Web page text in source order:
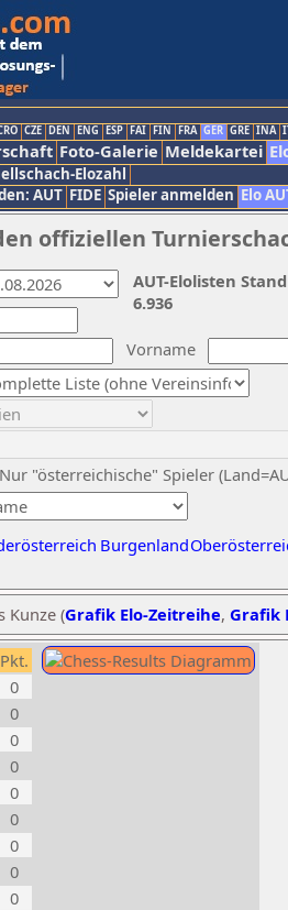
CZE DEN ENG ESP FAI FIN FRA GER GRE INA
Foto-Galerie Meldekartei
Elozahl
AUT FIDE Spieler anmelden Elo
offiziellen
Vorname
Nur "österreichische" Spieler
Burgenland
AUT-Elolisten
6.936
Kunze (Grafik Elo-Zeitreihe, Grafik
Pkt.
0
0
0
0
0
0
0
0
0